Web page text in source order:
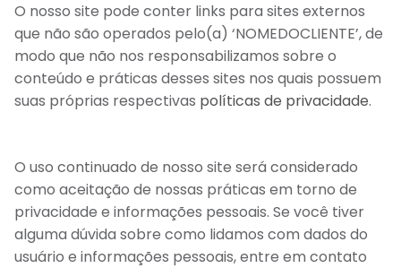
O nosso site pode conter links para sites externos
que não são operados pelo(a) ‘NOMEDOCLIENTE’, de
modo que não nos responsabilizamos sobre o
conteúdo e práticas desses sites nos quais possuem
suas próprias respectivas políticas de privacidade.
O uso continuado de nosso site será considerado
como aceitação de nossas práticas em torno de
privacidade e informações pessoais. Se você tiver
alguma dúvida sobre como lidamos com dados do
usuário e informações pessoais, entre em contato